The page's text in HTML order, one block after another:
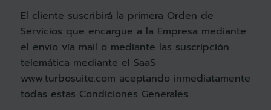
El cliente suscribirá la primera Orden de
Servicios que encargue a la Empresa mediante
el envío vía mail o mediante las suscripción
telemática mediante el SaaS
www.turbosuite.com aceptando inmediatamente
todas estas Condiciones Generales.